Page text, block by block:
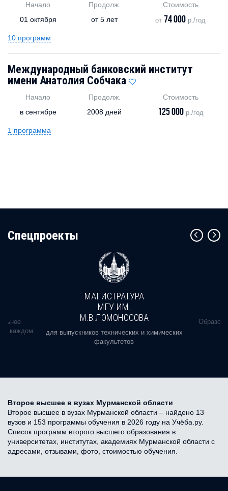
Начало
01 октября
Продолж.
от5 лет
Стоимость
от 74 000 р./год
10 программ
Международный банковский институт
имени Анатолия Собчака
Начало
в сентябре
Продолж.
2008 дней
Стоимость
125 000р./год
1 программа
Cпецпроекты
в каждом
МАГИСТРАТУРА
МГУ ИМ.
М.В.ЛОМОНОСОВА
для выпускников технических и химических
факультетов
Второе высшее в вузах Мурманской области
Второе высшее в вузах Мурманской области – найдено 13
вузов и 153 программы обучения в 2026 году на Учёба.ру.
Список программ второго высшего образования в
университетах, институтах, академиях Мурманской области с
адресами, отзывами, фото, стоимостью обучения.